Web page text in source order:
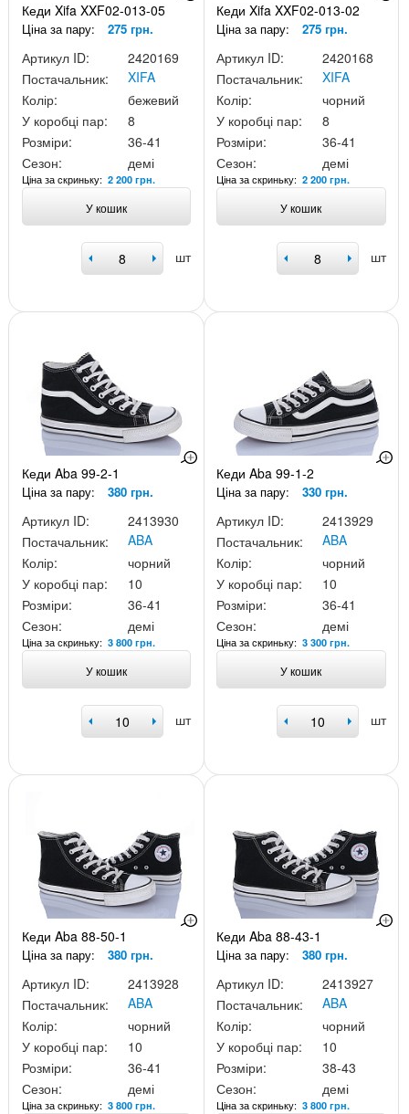
Кеди Xifa XXF02-013-05
Ціна за пару: 275 грн.
Артикул ID:
2420169
Постачальник:
XIFA
Колір:
бежевий
У коробці пар:
8
Розміри:
36-41
Сезон:
демі
Ціна за скриньку: 2 200 грн.
У кошик
шт
Кеди Xifa XXF02-013-02
Ціна за пару: 275 грн.
Артикул ID:
2420168
Постачальник:
XIFA
Колір:
чорний
У коробці пар:
8
Розміри:
36-41
Сезон:
демі
Ціна за скриньку:2 200 грн.
У кошик
шт
Кеди Aba 99-2-1
Ціна за пару: 380 грн.
Артикул ID:
2413930
Постачальник:
ABA
Колір:
чорний
У коробці пар:
10
Розміри:
36-41
Сезон:
демі
Ціна за скриньку: 3 800 грн.
У кошик
шт
Кеди Aba 99-1-2
Ціна за пару: 330 грн.
Артикул ID:
2413929
Постачальник:
ABA
Колір:
чорний
У коробці пар:
10
Розміри:
36-41
Сезон:
демі
Ціна за скриньку:3 300 грн.
У кошик
шт
Кеди Aba 88-50-1
Ціна за пару: 380 грн.
Артикул ID:
2413928
Постачальник:
ABA
Колір:
чорний
У коробці пар:
10
Розміри:
36-41
Сезон:
демі
Ціна за скриньку: 3 800 грн.
Кеди Aba 88-43-1
Ціна за пару: 380 грн.
Артикул ID:
2413927
Постачальник:
ABA
Колір:
чорний
У коробці пар:
10
Розміри:
38-43
Сезон:
демі
Ціна за скриньку:3 800 грн.